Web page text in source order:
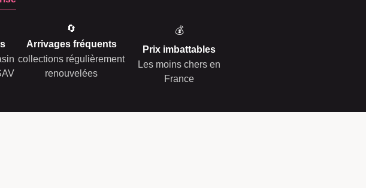
🔄
Arrivages fréquents
collections régulièrement
renouvelées
💰
Prix imbattables
Les moins chers en
France